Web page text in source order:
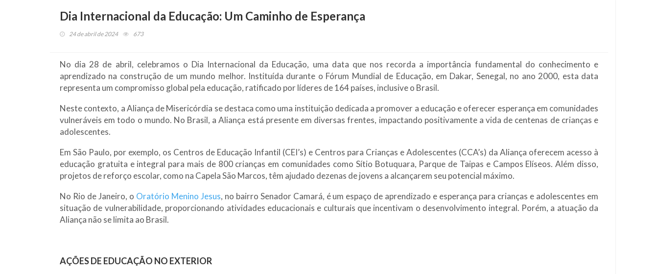
Dia Internacional da Educação: Um Caminho de Esperança
24 de abril de 2024 673
No dia 28 de abril, celebramos o Dia Internacional da Educação, uma data que nos recorda a importância fundamental do conhecimento e
aprendizado na construção de um mundo melhor. Instituída durante o Fórum Mundial de Educação, em Dakar, Senegal, no ano 2000, esta data
representa um compromisso global pela educação, ratificado por líderes de 164 países, inclusive o Brasil.
Neste contexto, a Aliança de Misericórdia se destaca como uma instituição dedicada a promover a educação e oferecer esperança em comunidades
vulneráveis em todo o mundo. No Brasil, a Aliança está presente em diversas frentes, impactando positivamente a vida de centenas de crianças e
adolescentes.
Em São Paulo, por exemplo, os Centros de Educação Infantil (CEI’s) e Centros para Crianças e Adolescentes (CCA’s) da Aliança oferecem acesso à
educação gratuita e integral para mais de 800 crianças em comunidades como Sítio Botuquara, Parque de Taipas e Campos Elíseos. Além disso,
projetos de reforço escolar, como na Capela São Marcos, têm ajudado dezenas de jovens a alcançarem seu potencial máximo.
No Rio de Janeiro, o Oratório Menino Jesus, no bairro Senador Camará, é um espaço de aprendizado e esperança para crianças e adolescentes em
situação de vulnerabilidade, proporcionando atividades educacionais e culturais que incentivam o desenvolvimento integral. Porém, a atuação da
Aliança não se limita ao Brasil.
AÇÕES DE EDUCAÇÃO NO EXTERIOR